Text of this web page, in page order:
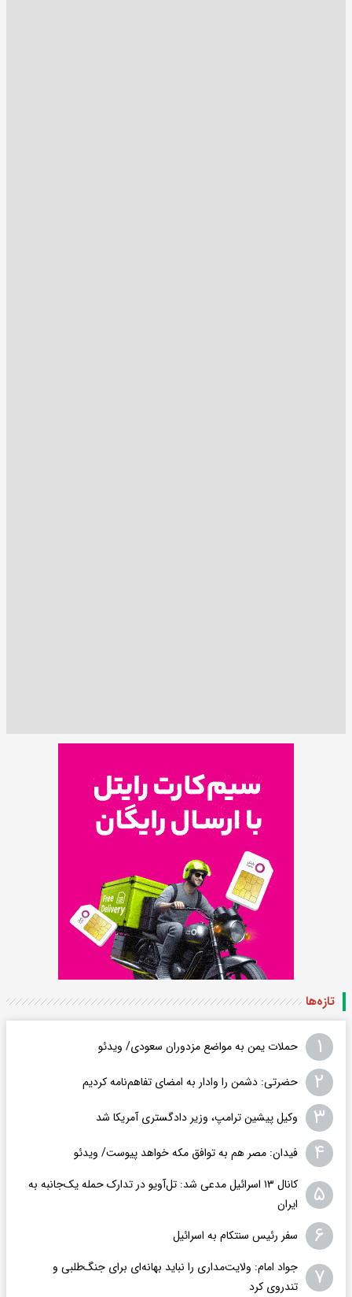
تازه‌ها
۱ حملات یمن به مواضع مزدوران سعودی/ ویدئو
۲ حضرتی: دشمن را وادار به امضای تفاهم‌نامه کردیم
۳ وکیل پیشین ترامپ، وزیر دادگستری آمریکا شد
۴ فیدان: مصر هم به توافق مکه خواهد پیوست/ ویدئو
۵
کانال ۱۳ اسرائیل مدعی شد: تل‌آویو در تدارک حمله یک‌جانبه به
ایران
۶ سفر رئیس سنتکام به اسرائیل
۷
جواد امام: ولایت‌مداری را نباید بهانه‌ای برای جنگ‌طلبی و
تندروی کرد